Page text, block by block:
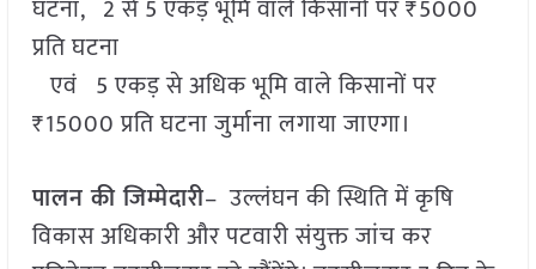
घटना, 2 से 5 एकड़ भूमि वाले किसानों पर ₹5000
प्रति घटना
एवं 5 एकड़ से अधिक भूमि वाले किसानों पर
₹15000 प्रति घटना जुर्माना लगाया जाएगा।
पालन की जिम्मेदारी– उल्लंघन की स्थिति में कृषि
विकास अधिकारी और पटवारी संयुक्त जांच कर